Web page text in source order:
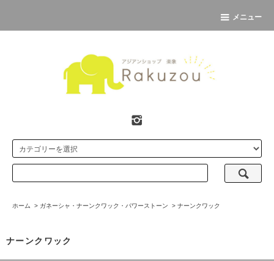
メニュー
ホーム > ガネーシャ・ナーンクワック・パワーストーン > ナーンクワック
ナーンクワック